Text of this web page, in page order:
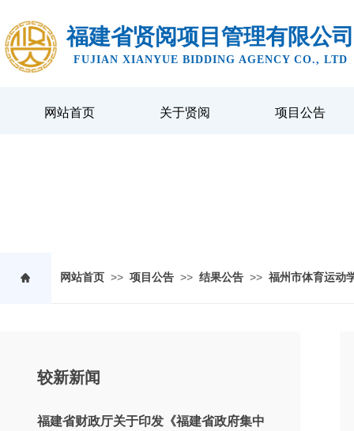
福建省贤阅项目管理有限公司
FUJIAN XIANYUE BIDDING AGENCY CO., LTD
网站首页 关于贤阅 项目公告
网站首页 >> 项目公告 >> 结果公告 >> 福州市体育运动
较新新闻
福建省财政厅关于印发《福建省政府集中